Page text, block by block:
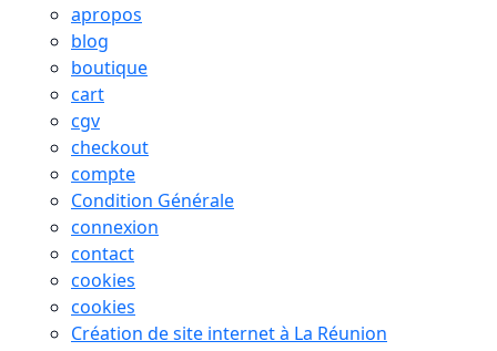
apropos
blog
boutique
cart
cgv
checkout
compte
Condition Générale
connexion
contact
cookies
cookies
Création de site internet à La Réunion